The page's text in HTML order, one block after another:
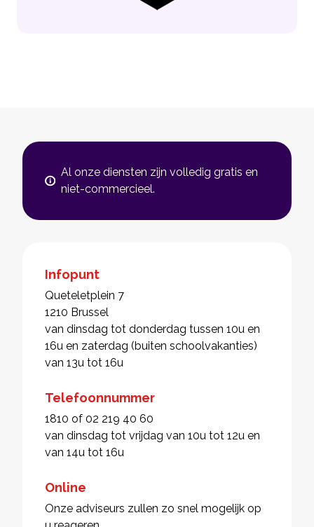
Al onze diensten zijn volledig gratis en
niet-commercieel.
Infopunt
Queteletplein 7
1210 Brussel
van dinsdag tot donderdag tussen 10u en
16u en zaterdag (buiten schoolvakanties)
van 13u tot 16u
Telefoonnummer
1810 of 02 219 40 60
van dinsdag tot vrijdag van 10u tot 12u en
van 14u tot 16u
Online
Onze adviseurs zullen zo snel mogelijk op